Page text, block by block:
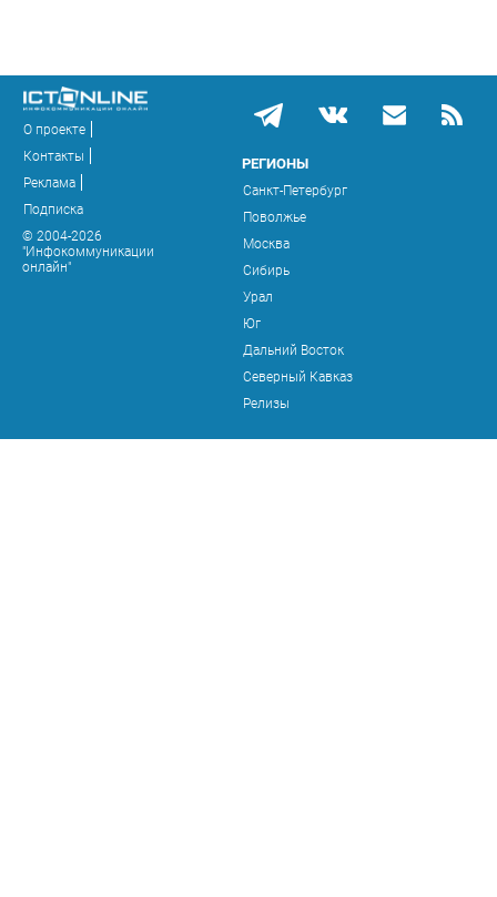
О проекте
Контакты
Реклама
Подписка
© 2004-2026
"Инфокоммуникации
онлайн"
РЕГИОНЫ
Санкт-Петербург
Поволжье
Москва
Сибирь
Урал
Юг
Дальний Восток
Северный Кавказ
Релизы